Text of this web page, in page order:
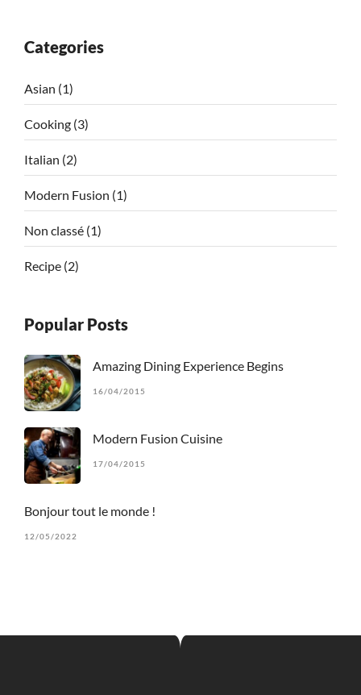
Categories
Asian (1)
Cooking (3)
Italian (2)
Modern Fusion (1)
Non classé (1)
Recipe (2)
Popular Posts
Amazing Dining Experience Begins
16/04/2015
Modern Fusion Cuisine
17/04/2015
Bonjour tout le monde !
12/05/2022